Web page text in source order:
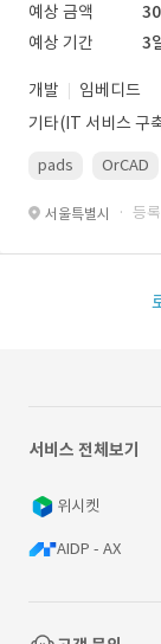
예상 금액
예상 기간
3
개발
임베디드
기타(IT 서비스 구
pads OrCAD
서울특별시 · 등
서비스 전체보기
위시켓
AIDP - AX